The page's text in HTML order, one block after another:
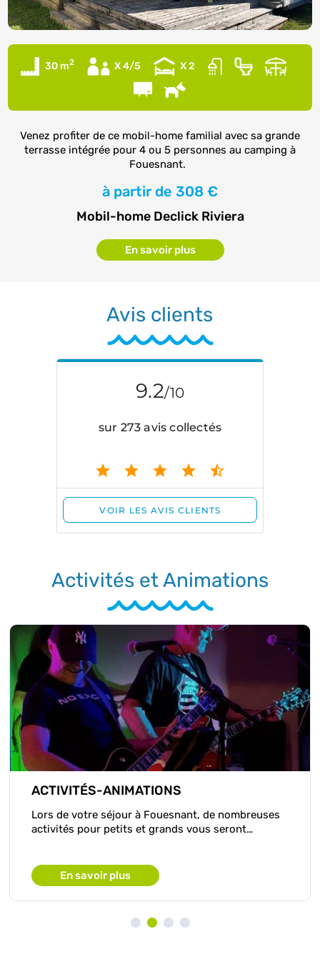
30 m2 X 4/5 X 2
Venez profiter de ce mobil-home familial avec sa grande
terrasse intégrée pour 4 ou 5 personnes au camping à
Fouesnant.
à partir de 308 €
Mobil-home Declick Riviera
En savoir plus
Avis clients
Activités et Animations
ACTIVITÉS-ANIMATIONS
Lors de votre séjour à Fouesnant, de nombreuses
activités pour petits et grands vous seront…
En savoir plus